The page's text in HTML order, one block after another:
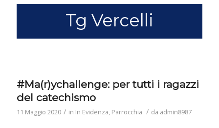
Tg Vercelli
#Ma(r)ychallenge: per tutti i ragazzi
del catechismo
11 Maggio 2020 / in In Evidenza, Parrocchia / da admin8987